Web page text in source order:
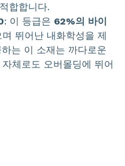
합합니다.
: 이 등급은 62%의 바이
뛰어난 내화학성을 제
는 이 소재는 까다로운
체로도 오버몰딩에 뛰어